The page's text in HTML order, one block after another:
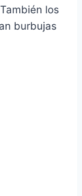
los
burbujas